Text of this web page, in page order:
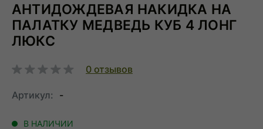
АНТИДОЖДЕВАЯ НАКИДКА НА
ПАЛАТКУ МЕДВЕДЬ КУБ 4 ЛОНГ
ЛЮКС
0 отзывов
Артикул: -
В НАЛИЧИИ